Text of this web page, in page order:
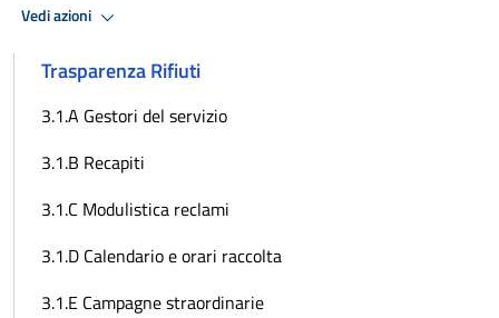
Vedi azioni
Trasparenza Rifiuti
3.1.A Gestori del servizio
3.1.B Recapiti
3.1.C Modulistica reclami
3.1.D Calendario e orari raccolta
3.1.E Campagne straordinarie